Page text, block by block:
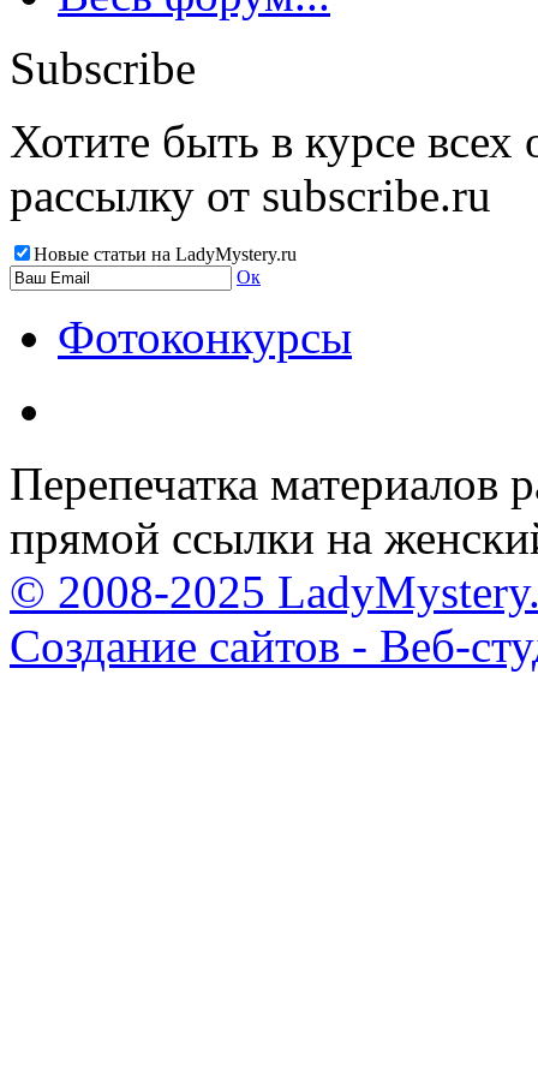
Subscribe
Хотите быть в курсе
рассылку от subscribe.ru
Новые статьи на LadyMystery.ru
Ок
Фотоконкурсы
Перепечатка материалов
прямой ссылки на
© 2008-2025
Создание сайтов - Веб-